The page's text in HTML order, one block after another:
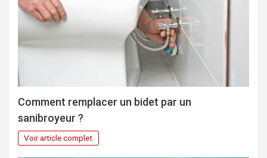
Comment remplacer un bidet par un
sanibroyeur ?
Voir article complet